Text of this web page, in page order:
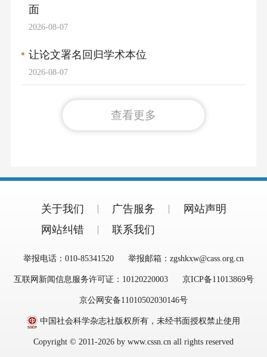
2026-08-07
面
2026-08-07
让论文署名回归学术本位
查看更多
关于我们 广告服务
网站声明
网站纠错
联系我们
举报电话：010-85341520 举报邮箱：zgshkxw@cass.org.cn
互联网新闻信息服务许可证：10120220003 京ICP备11013869号
京公网安备11010502030146号
中国社会科学杂志社版权所有，未经书面授权禁止使用
Copyright © 2011-2026 by www.cssn.cn all rights reserved